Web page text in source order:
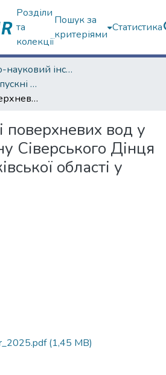
Розділи
та
колекції
Пошук за
критеріями
Статистика
Навчально-науковий інститут екології, зеленої енергетики та сталого розвитку
Кваліфікаційні випускні роботи магістрів. Навчально-науковий інститут екології, зеленої енергетики та сталого розвитку
Оцінка якості поверхневих вод у річках басейну Сіверського Дінця в межах Харківської області у 2024 році
поверхневих вод у
Сіверського Дінця
області у
(1,45 MB)